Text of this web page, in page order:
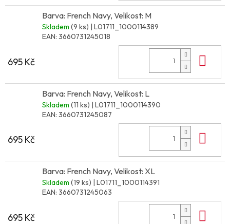
Barva: French Navy, Velikost: M
Skladem (9 ks) | L01711_1000114389
EAN: 3660731245018
695 Kč
Barva: French Navy, Velikost: L
Skladem (11 ks) | L01711_1000114390
EAN: 3660731245087
695 Kč
Barva: French Navy, Velikost: XL
Skladem (19 ks) | L01711_1000114391
EAN: 3660731245063
695 Kč